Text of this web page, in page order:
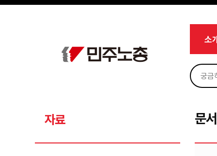
메뉴 건너뛰기
소
자료 문
Sketchbook5, 스케치북5
Sketchbook5, 스케치북5